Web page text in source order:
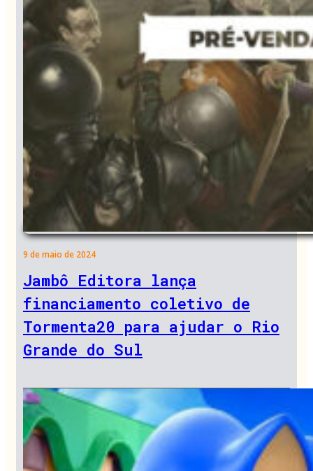
9 de maio de 2024
Jambô Editora lança
financiamento coletivo de
Tormenta20 para ajudar o Rio
Grande do Sul